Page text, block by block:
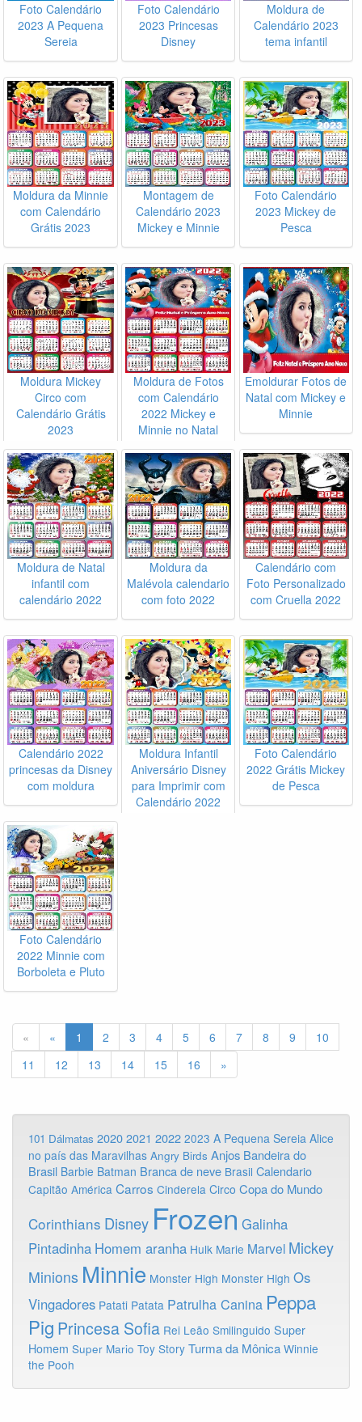
Foto Calendário
2023 A Pequena
Sereia
Foto Calendário
2023 Princesas
Disney
Moldura de
Calendário 2023
tema infantil
Moldura da Minnie
com Calendário
Grátis 2023
Montagem de
Calendário 2023
Mickey e Minnie
Foto Calendário
2023 Mickey de
Pesca
Moldura Mickey
Circo com
Calendário Grátis
2023
Moldura de Fotos
com Calendário
2022 Mickey e
Minnie no Natal
Emoldurar Fotos de
Natal com Mickey e
Minnie
Moldura de Natal
infantil com
calendário 2022
Moldura da
Malévola calendario
com foto 2022
Calendário com
Foto Personalizado
com Cruella 2022
Calendário 2022
princesas da Disney
com moldura
Moldura Infantil
Aniversário Disney
para Imprimir com
Calendário 2022
Foto Calendário
2022 Grátis Mickey
de Pesca
Foto Calendário
2022 Minnie com
Borboleta e Pluto
« « 1 2 3 4 5 6 7 8 9
10
11
12 13 14 15 16 »
101 Dálmatas 2020 2021 2022 2023 A Pequena Sereia Alice
no país das Maravilhas Angry Birds Anjos Bandeira do
Brasil Barbie Batman Branca de neve Brasil Calendario
Capitão América Carros Cinderela Circo Copa do Mundo
Corinthians Disney Frozen Galinha
Pintadinha Homem aranha Hulk Marie Marvel Mickey
Minions Minnie Monster High Monster High Os
Vingadores Patati Patata Patrulha Canina Peppa
Pig Princesa Sofia Rei Leão Smilinguido Super
Homem Super Mario Toy Story Turma da Mônica Winnie
the Pooh